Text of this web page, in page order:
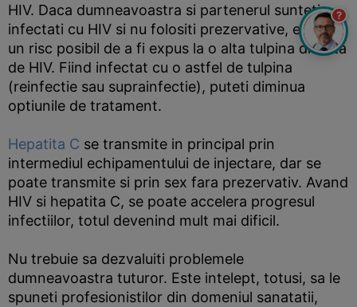
HIV. Daca dumneavoastra si partenerul sunteti
infectati cu HIV si nu folositi prezervative, exista
un risc posibil de a fi expus la o alta tulpina diferita
de HIV. Fiind infectat cu o astfel de tulpina
(reinfectie sau suprainfectie), puteti diminua
optiunile de tratament.
Hepatita C se transmite in principal prin
intermediul echipamentului de injectare, dar se
poate transmite si prin sex fara prezervativ. Avand
HIV si hepatita C, se poate accelera progresul
infectiilor, totul devenind mult mai dificil.
Nu trebuie sa dezvaluiti problemele
dumneavoastra tuturor. Este intelept, totusi, sa le
spuneti profesionistilor din domeniul sanatatii,
?